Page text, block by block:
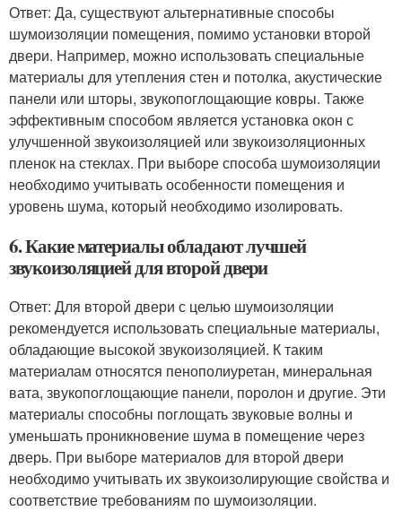
Ответ: Да, существуют альтернативные способы
шумоизоляции помещения, помимо установки второй
двери. Например, можно использовать специальные
материалы для утепления стен и потолка, акустические
панели или шторы, звукопоглощающие ковры. Также
эффективным способом является установка окон с
улучшенной звукоизоляцией или звукоизоляционных
пленок на стеклах. При выборе способа шумоизоляции
необходимо учитывать особенности помещения и
уровень шума, который необходимо изолировать.
6. Какие материалы обладают лучшей
звукоизоляцией для второй двери
Ответ: Для второй двери с целью шумоизоляции
рекомендуется использовать специальные материалы,
обладающие высокой звукоизоляцией. К таким
материалам относятся пенополиуретан, минеральная
вата, звукопоглощающие панели, поролон и другие. Эти
материалы способны поглощать звуковые волны и
уменьшать проникновение шума в помещение через
дверь. При выборе материалов для второй двери
необходимо учитывать их звукоизолирующие свойства и
соответствие требованиям по шумоизоляции.